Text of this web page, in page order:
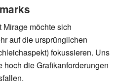
Mirage möchte sich
auf die ursprünglichen
fokussieren. Uns
hoch die Grafikanforderungen